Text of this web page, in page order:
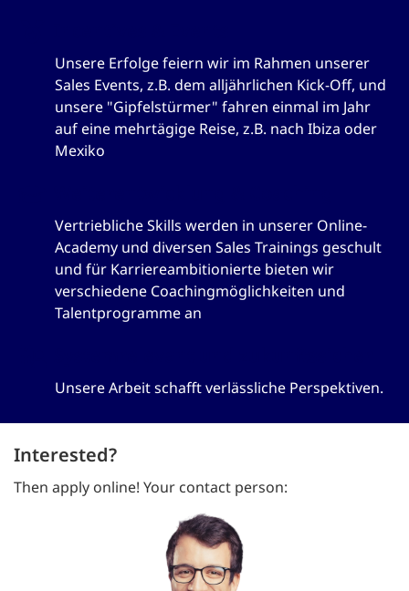
Unsere Erfolge feiern wir im Rahmen unserer
Sales Events, z.B. dem alljährlichen Kick-Off, und
unsere "Gipfelstürmer" fahren einmal im Jahr
auf eine mehrtägige Reise, z.B. nach Ibiza oder
Mexiko
Vertriebliche Skills werden in unserer Online-
Academy und diversen Sales Trainings geschult
und für Karriereambitionierte bieten wir
verschiedene Coachingmöglichkeiten und
Talentprogramme an
Unsere Arbeit schafft verlässliche Perspektiven.
Interested?
Then apply online! Your contact person: